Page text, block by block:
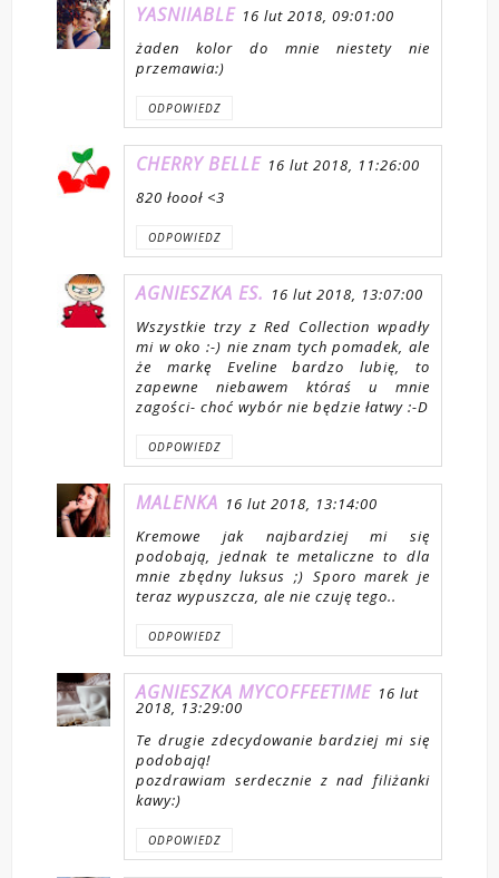
YASNIIABLE 16 lut 2018, 09:01:00
żaden kolor do mnie niestety nie
przemawia:)
ODPOWIEDZ
CHERRY BELLE 16 lut 2018, 11:26:00
820 łoooł <3
ODPOWIEDZ
AGNIESZKA ES. 16 lut 2018, 13:07:00
Wszystkie trzy z Red Collection wpadły
mi w oko :-) nie znam tych pomadek, ale
że markę Eveline bardzo lubię, to
zapewne niebawem któraś u mnie
zagości- choć wybór nie będzie łatwy :-D
ODPOWIEDZ
MALENKA 16 lut 2018, 13:14:00
Kremowe jak najbardziej mi się
podobają, jednak te metaliczne to dla
mnie zbędny luksus ;) Sporo marek je
teraz wypuszcza, ale nie czuję tego..
ODPOWIEDZ
AGNIESZKA MYCOFFEETIME 16 lut
2018, 13:29:00
Te drugie zdecydowanie bardziej mi się
podobają!
pozdrawiam serdecznie z nad filiżanki
kawy:)
ODPOWIEDZ